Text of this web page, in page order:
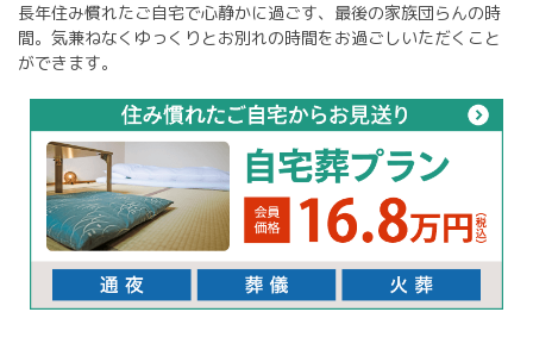
長年住み慣れたご自宅で心静かに過ごす、最後の家族団らんの時
間。気兼ねなくゆっくりとお別れの時間をお過ごしいただくこと
ができます。